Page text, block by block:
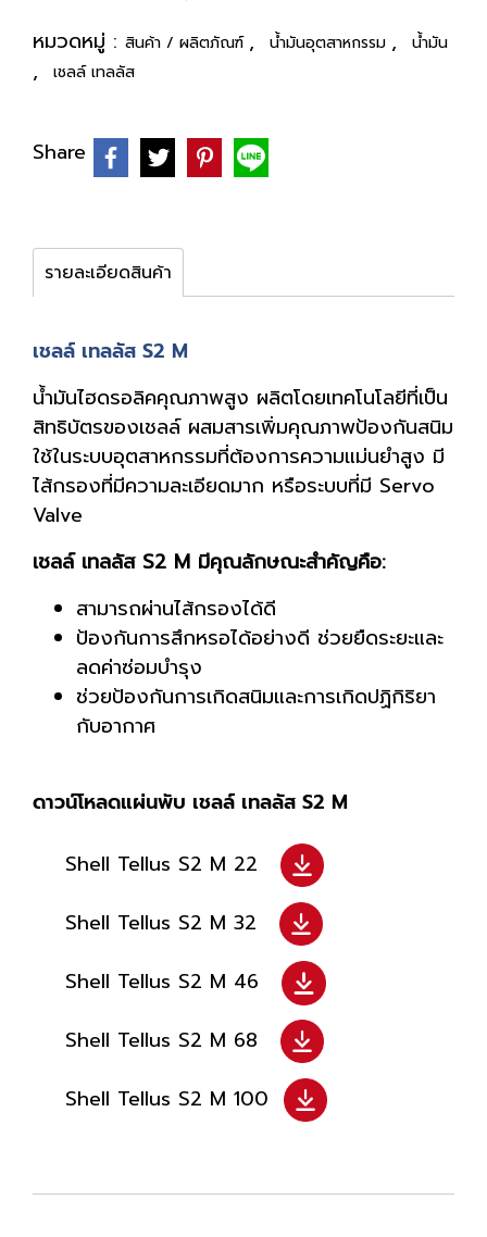
หมวดหมู่ : สินค้า / ผลิตภัณฑ์ , น้ำมันอุตสาหกรรม , น้ำมัน
, เชลล์ เทลลัส
Share
รายละเอียดสินค้า
เชลล์ เทลลัส S2 M
น้ำมันไฮดรอลิคคุณภาพสูง ผลิตโดยเทคโนโลยีที่เป็น
สิทธิบัตรของเชลล์ ผสมสารเพิ่มคุณภาพป้องกันสนิม
ใช้ในระบบอุตสาหกรรมที่ต้องการความแม่นยำสูง มี
ไส้กรองที่มีความละเอียดมาก หรือระบบที่มี Servo
Valve
เชลล์ เทลลัส S2 M มีคุณลักษณะสำคัญคือ:
สามารถผ่านไส้กรองได้ดี
ป้องกันการสึกหรอได้อย่างดี ช่วยยืดระยะและ
ลดค่าซ่อมบำรุง
ช่วยป้องกันการเกิดสนิมและการเกิดปฏิกิริยา
กับอากาศ
ดาวน์โหลดแผ่นพับ เชลล์ เทลลัส S2 M
Shell Tellus S2 M 22
Shell Tellus S2 M 32
Shell Tellus S2 M 46
Shell Tellus S2 M 68
Shell Tellus S2 M 100